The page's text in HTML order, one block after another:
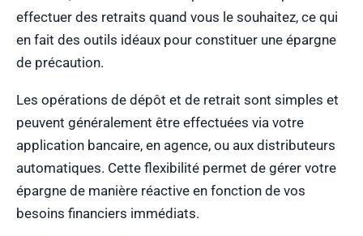
effectuer des retraits quand vous le souhaitez, ce qui
en fait des outils idéaux pour constituer une épargne
de précaution.
Les opérations de dépôt et de retrait sont simples et
peuvent généralement être effectuées via votre
application bancaire, en agence, ou aux distributeurs
automatiques. Cette flexibilité permet de gérer votre
épargne de manière réactive en fonction de vos
besoins financiers immédiats.